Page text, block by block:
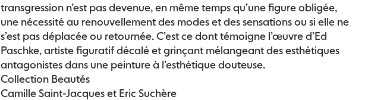
transgression n’est pas devenue, en même temps qu’une figure obligée,
une nécessité au renouvellement des modes et des sensations ou si elle ne
s’est pas déplacée ou retournée. C’est ce dont témoigne l’œuvre d’Ed
Paschke, artiste figuratif décalé et grinçant mélangeant des esthétiques
antagonistes dans une peinture à l’esthétique douteuse.
Collection Beautés
Camille Saint-Jacques et Eric Suchère